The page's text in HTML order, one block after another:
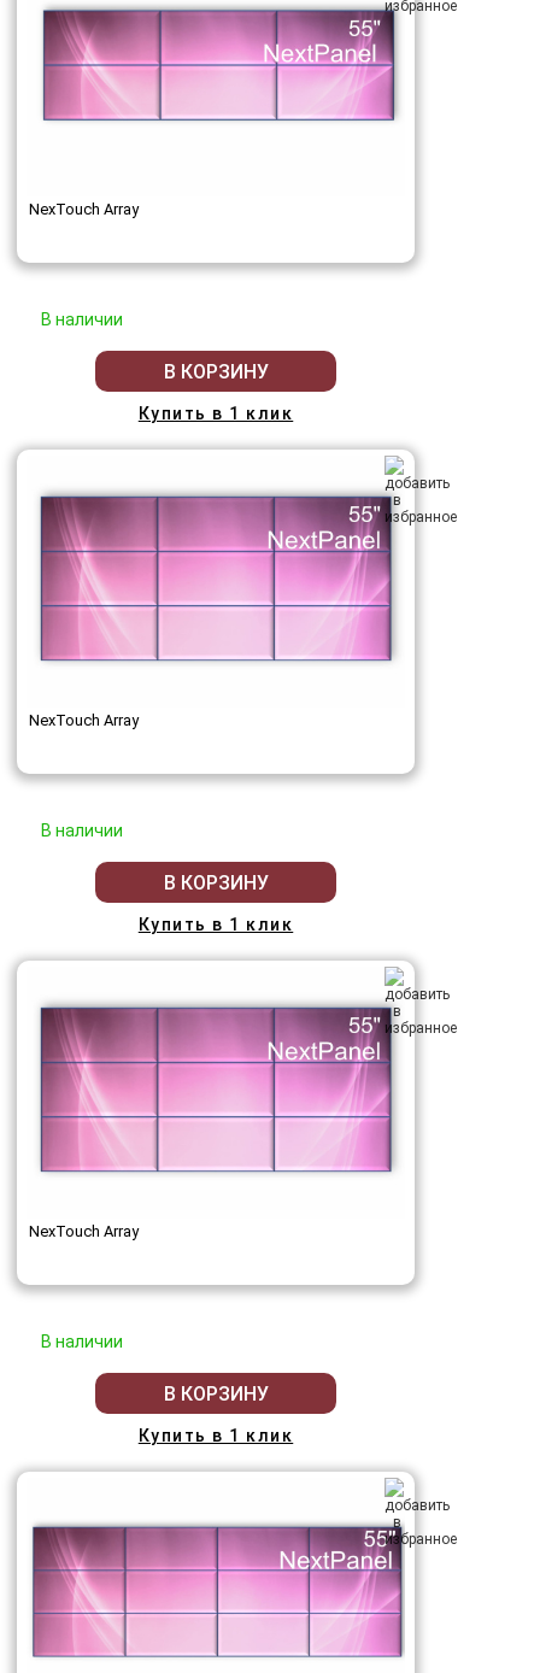
NexTouch Array
В наличии
В КОРЗИНУ
Купить в 1 клик
NexTouch Array
В наличии
В КОРЗИНУ
Купить в 1 клик
NexTouch Array
В наличии
В КОРЗИНУ
Купить в 1 клик